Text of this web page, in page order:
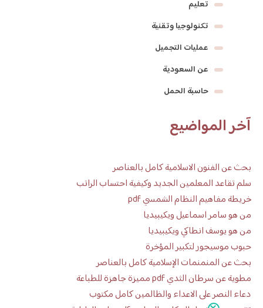
تعليم
تكنولوجيا وتقنية
عمليات التجميل
عن السعودية
حاسبة الحمل
آخر المواضيع
بحث عن الفنون الاسلامية كامل بالعناصر
سلم تقاعد المعلمين الجديد وكيفية احتساب الراتب
خريطة مفاهيم النظام الشمسي pdf
من هو سامر اسماعيل ويكيبيديا
من هو يوسف انطاكي ويكيبيديا
حبوب موسيجور لتكبير المؤخرة
بحث عن المنمنمات الإسلامية كامل بالعناصر
مطوية عن سرطان الثدي pdf مميزة جاهزة للطباعة
دعاء النصر على الاعداء والظالمين كامل مكتوب